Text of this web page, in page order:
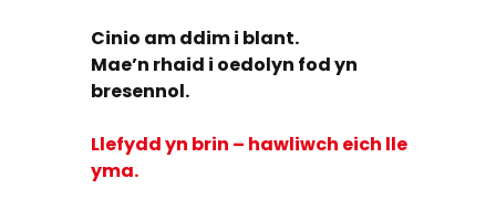
Cinio am ddim i blant.
Mae’n rhaid i oedolyn fod yn
bresennol.
Llefydd yn brin – hawliwch eich lle
yma.